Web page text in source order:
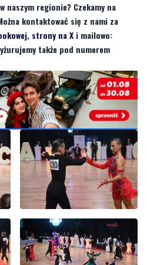
naszym regionie? Czekamy na
kontaktować się z nami za
, strony na X i mailowo:
także pod numerem